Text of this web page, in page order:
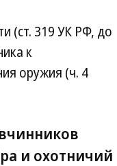
(ст. 319 УК РФ, до
к
оружия (ч. 4
и охотничий